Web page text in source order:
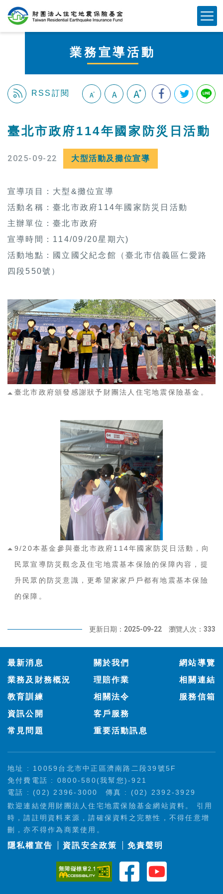
業務宣導活動
RSS訂閱
臺北市政府114年國家防災日活動
2025-09-22 大型活動及攤位宣導
宣導項目： 大型&攤位宣導
活動名稱：臺北市政府114年國家防災日活動
主辦單位：臺北市政府
宣導時間：114/09/20星期六)
活動地點：國立國父紀念館（臺北市信義區仁愛路
四段550號）
臺北市政府頒發感謝狀予財團法人住宅地震保險基金。
9/20本基金參與臺北市政府114年國家防災日活動，向
民眾宣導防災觀念及住宅地震基本保險的保障內容，提
升民眾的防災意識，更希望家家戶戶都有地震基本保險
的保障。
更新日期：2025-09-22 瀏覽人次：333
最新消息
關於我們
業務及財務概況
理賠作業
教育訓練
相關法令
資訊公開
客戶服務
常見問題
重要活動訊息
網站導覽
相關連結
服務信箱
地址 : 10059台北市中正區濟南路二段39號5F
免付費電話 : 0800-580(我幫您)-921
電話 : (02) 2396-3000
傳真 : (02) 2392-3929
歡迎連結使用財團法人住宅地震保險基金網站資料。 引用
時，請註明資料來源，請確保資料之完整性，不得任意增
刪，亦不得作為商業使用。
隱私權宣告 資訊安全政策 免責聲明